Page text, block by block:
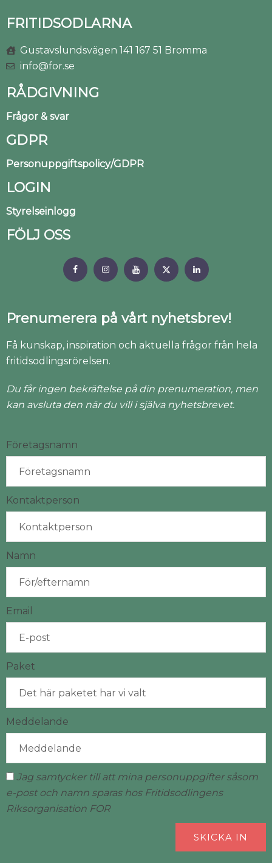
FRITIDSODLARNA
Gustavslundsvägen 141 167 51 Bromma
info@for.se
RÅDGIVNING
Frågor & svar
GDPR
Personuppgiftspolicy/GDPR
LOGIN
Styrelseinlogg
FÖLJ OSS
Prenumerera på vårt nyhetsbrev!
Få kunskap, inspiration och aktuella frågor från hela
fritidsodlingsrörelsen.
Du får ingen bekräftelse på din prenumeration, men
kan avsluta den när du vill i själva nyhetsbrevet.
Företagsnamn
Kontaktperson
Namn
Email
Paket
Meddelande
Jag samtycker till att mina personuppgifter såsom
e-post och namn sparas hos Fritidsodlingens
Riksorganisation FOR
SKICKA IN